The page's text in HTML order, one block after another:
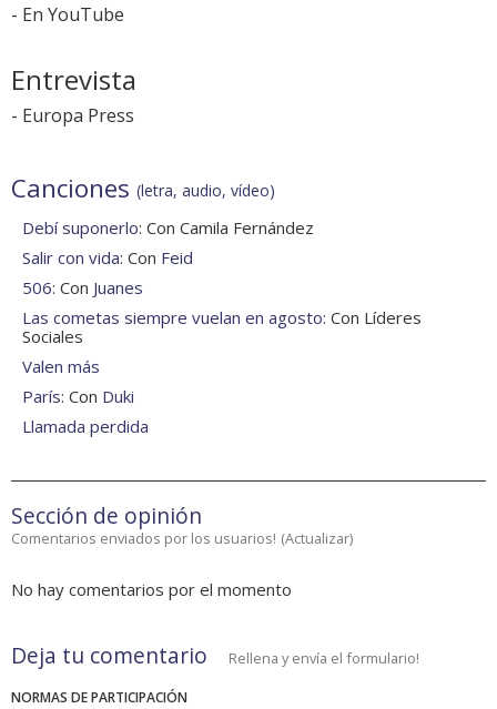
- En YouTube
Entrevista
- Europa Press
Canciones (letra, audio, vídeo)
Debí suponerlo: Con Camila Fernández
Salir con vida: Con Feid
506: Con Juanes
Las cometas siempre vuelan en agosto: Con Líderes
Sociales
Valen más
París: Con Duki
Llamada perdida
Sección de opinión
Comentarios enviados por los usuarios! (Actualizar)
No hay comentarios por el momento
Deja tu comentario Rellena y envía el formulario!
NORMAS DE PARTICIPACIÓN